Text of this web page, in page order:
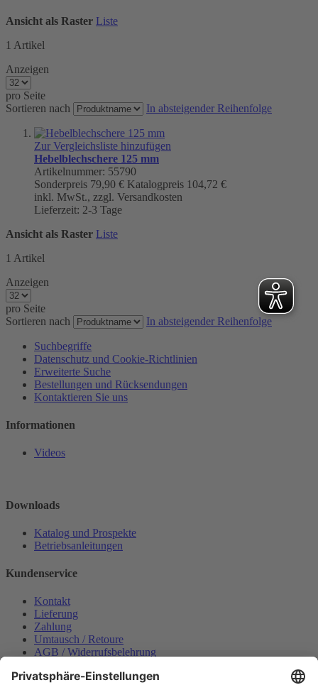
Ansicht als Raster Liste
1 Artikel
Anzeigen
pro Seite
Sortieren nach
In absteigender Reihenfolge
Zur Vergleichsliste hinzufügen
Hebelblechschere 125 mm
Artikelnummer: 55790
Sonderpreis 79,90 € Katalogpreis 104,72 €
inkl. MwSt., zzgl. Versandkosten
Lieferzeit: 2-3 Tage
Ansicht als Raster Liste
1 Artikel
Anzeigen
pro Seite
Sortieren nach
In absteigender Reihenfolge
Suchbegriffe
Datenschutz und Cookie-Richtlinien
Erweiterte Suche
Bestellungen und Rücksendungen
Kontaktieren Sie uns
Informationen
Videos
Downloads
Katalog und Prospekte
Betriebsanleitungen
Kundenservice
Kontakt
Lieferung
Zahlung
Umtausch / Retoure
AGB / Widerrufsbelehrung
Datenschutzerklärung